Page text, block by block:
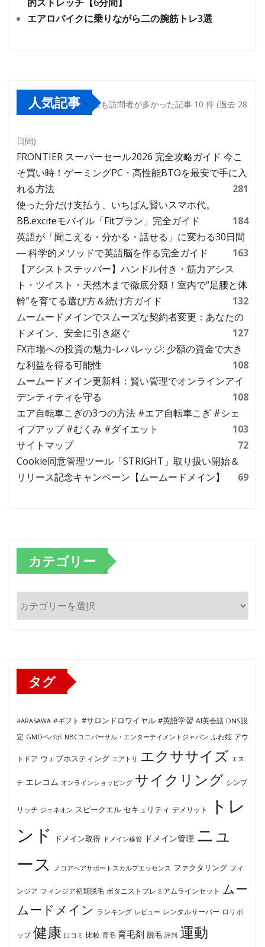
エアロバイクに乗りながら二の腕筋トレ3選
人気記事 最も訪問者が多かった記事 10 件 (過去 28
日間)
FRONTIER スーパーセール2026 完全攻略ガイド 今こ
そ買い時！ゲーミングPC・高性能BTOを最安で手に入
れる方法
281
使った分だけ支払う、いちばん賢いスマホ代。
BB.exciteモバイル「Fitプラン」完全ガイド
184
英語が「聞こえる・分かる・話せる」に変わる30日間
― 科学的メソッドで英語脳を作る完全ガイド
163
【アシストステッパー】ハンドル付き・筋力アシス
ト・ツイスト・天然木まで徹底分類！室内で“足腰と体
幹”を育てる選び方＆続け方ガイド
132
ムームードメインでスムーズな契約者変更：あなたの
ドメイン、安全に引き継ぐ
127
FX市場への投資の魅力-レバレッジ: 少額の資金で大き
な利益を得る可能性
108
ムームードメイン更新料：賢い管理でオンラインアイ
デンティティを守る
108
エア自転車こぎの3つの方法 #エア自転車こぎ #シェ
イプアップ #むくみ #ダイエット
103
サイトマップ
72
Cookie同意管理ツール「STRIGHT」取り扱い開始＆
リリース記念キャンペーン【ムームードメイン】
69
カテゴリー
テ
タグ
#ARASAWA #ギフト #サロンドロワイヤル #英語学習 AI英会話 DNS設
定 GMOペパボ NBCユニバーサル・エンターテイメントジャパン ふわ姫 アウ
トドア ウェブホスティング エアトリ エクササイズ エス
テ エレコム オンラインショッピング サイクリング シンプ
リッチ ジェネオン スピークエル セキュリティ デメリット
トレ
ンド
ドメイン取得 ドメイン移管 ドメイン管理 ニュ
ース
ノコアヘアサポートスカルプエッセンス ファクタリング フィ
ンジア フィンジア初期脱毛 ボタニストプレミアムラインセット ムー
ムードメイン ランキング レビュー レンタルサーバー ロリポ
ップ 健康 口コミ 比較 育毛 育毛剤 脱毛 評判 運動